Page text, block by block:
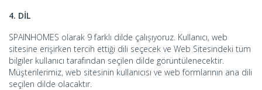
4. DİL
SPAINHOMES olarak 9 farklı dilde çalışıyoruz. Kullanıcı, web
sitesine erişirken tercih ettiği dili seçecek ve Web Sitesindeki tüm
bilgiler kullanıcı tarafından seçilen dilde görüntülenecektir.
Müşterilerimiz, web sitesinin kullanıcısı ve web formlarının ana dili
seçilen dilde olacaktır.